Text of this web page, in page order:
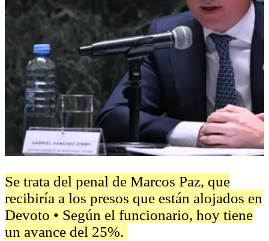
Se trata del penal de Marcos Paz, que
recibiría a los presos que están alojados en
Devoto • Según el funcionario, hoy tiene
un avance del 25%.